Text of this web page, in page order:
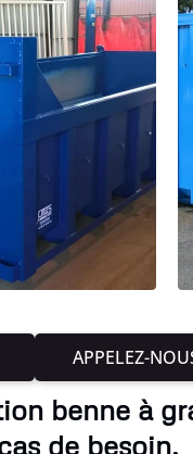
APPELEZ-
benne à
de besoin.